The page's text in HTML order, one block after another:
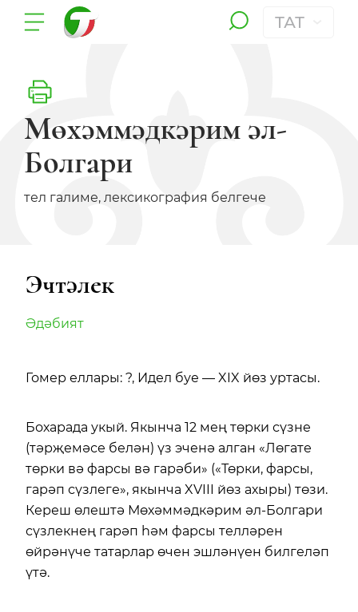
ТАТ
Мөхәммәдкәрим әл-
Болгари
тел галиме, лексикография белгече
Эчтәлек
Әдәбият
Гомер еллары: ?, Идел буе — XIX йөз уртасы.
Бохарада укый. Якынча 12 мең төрки сүзне
(тәрҗемәсе белән) үз эченә алган «Лөгате
төрки вә фарсы вә гарәби» («Төрки, фарсы,
гарәп сүзлеге», якынча XVIII йөз ахыры) төзи.
Кереш өлештә Мөхәммәдкәрим әл-Болгари
сүзлекнең гарәп һәм фарсы телләрен
өйрәнүче татарлар өчен эшләнүен билгеләп
үтә.